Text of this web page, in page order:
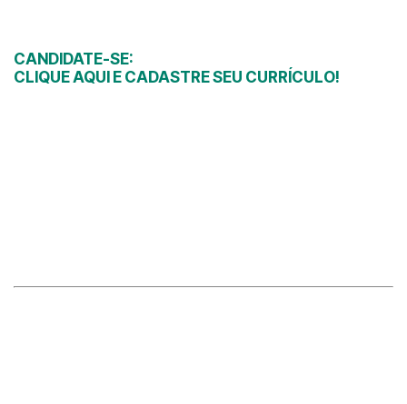
CANDIDATE-SE:
CLIQUE AQUI E CADASTRE SEU CURRÍCULO!